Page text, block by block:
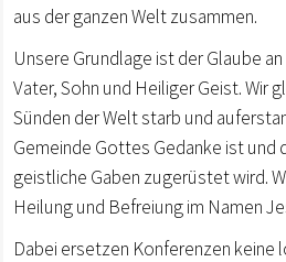
aus der ganzen Welt zusammen.
Unsere Grundlage ist der Glaube
Vater, Sohn und Heiliger Geist. Wir
Sünden der Welt starb und
Gemeinde Gottes Gedanke ist und
geistliche Gaben zugerüstet wird.
Heilung und Befreiung im Namen
Dabei ersetzen Konferenzen keine